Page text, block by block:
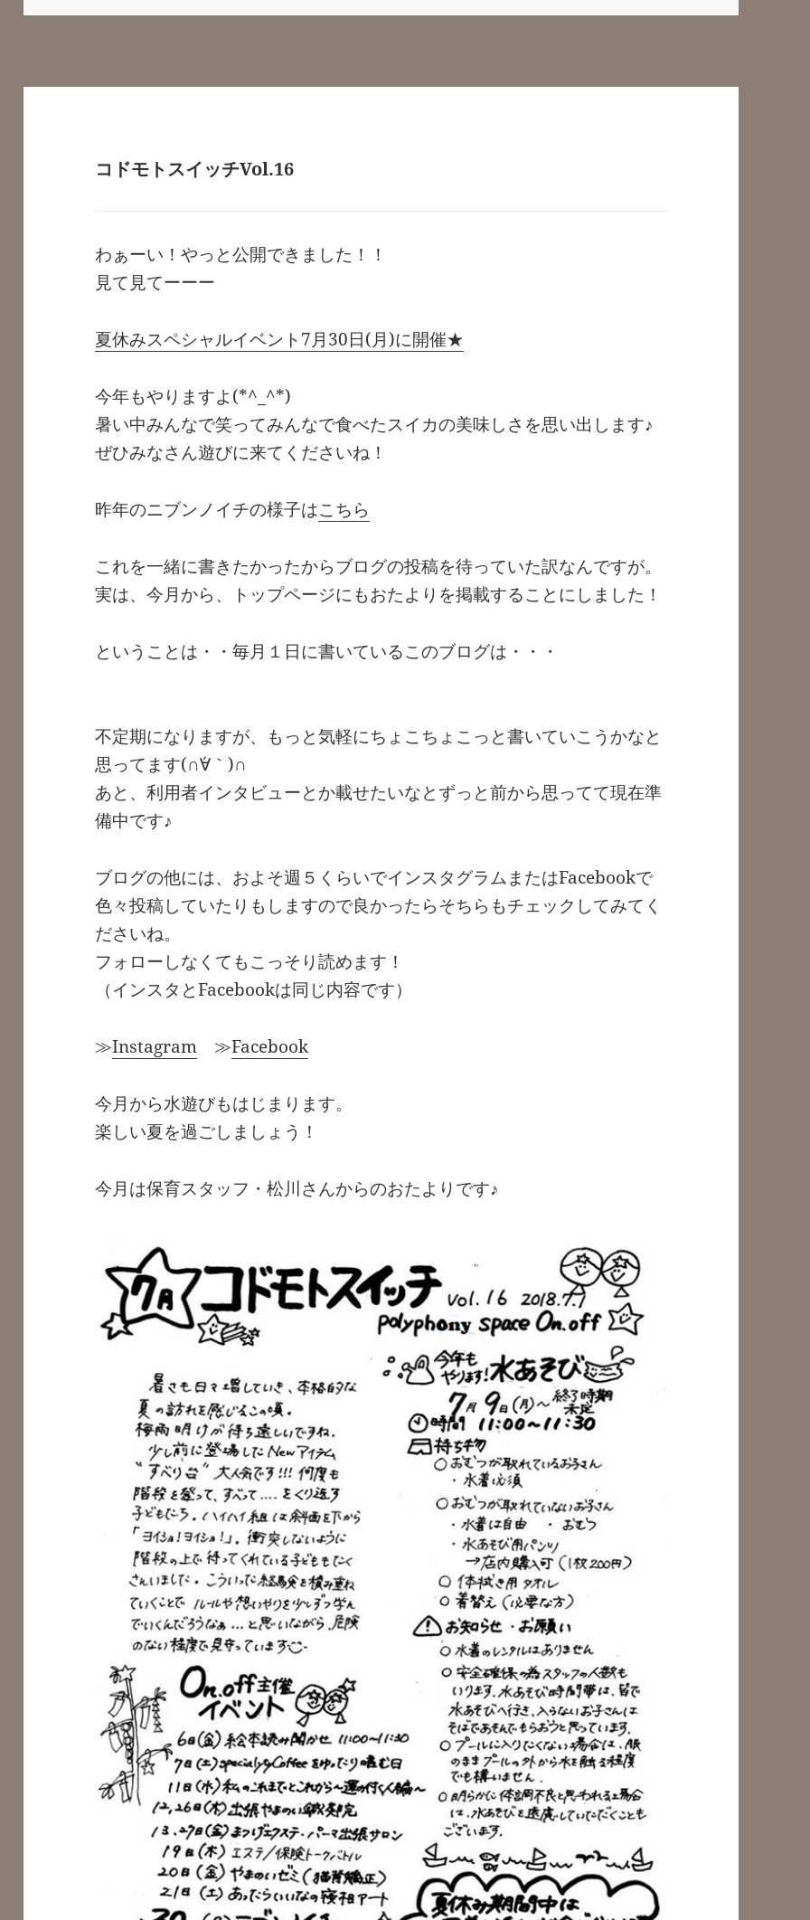
日:
ゴ
コドモトスイッチVol.16
わぁーい！やっと公開できました！！
見て見てーーー
夏休みスペシャルイベント7月30日(月)に開催★
今年もやりますよ(*^_^*)
暑い中みんなで笑ってみんなで食べたスイカの美味しさを思い出します♪
ぜひみなさん遊びに来てくださいね！
昨年のニブンノイチの様子はこちら
これを一緒に書きたかったからブログの投稿を待っていた訳なんですが。
実は、今月から、トップページにもおたよりを掲載することにしました！
ということは・・毎月１日に書いているこのブログは・・・
不定期になりますが、もっと気軽にちょこちょこっと書いていこうかなと
思ってます(∩´∀｀)∩
あと、利用者インタビューとか載せたいなとずっと前から思ってて現在準
備中です♪
ブログの他には、およそ週５くらいでインスタグラムまたはFacebookで
色々投稿していたりもしますので良かったらそちらもチェックしてみてく
ださいね。
フォローしなくてもこっそり読めます！
（インスタとFacebookは同じ内容です）
≫Instagram ≫Facebook
今月から水遊びもはじまります。
楽しい夏を過ごしましょう！
今月は保育スタッフ・松川さんからのおたよりです♪